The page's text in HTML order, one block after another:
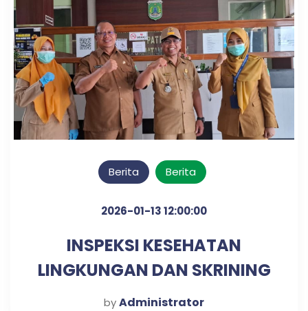
Berita Berita
2026-01-13 12:00:00
INSPEKSI KESEHATAN
LINGKUNGAN DAN SKRINING
DIABETES & HIPERTENSI
byAdministrator